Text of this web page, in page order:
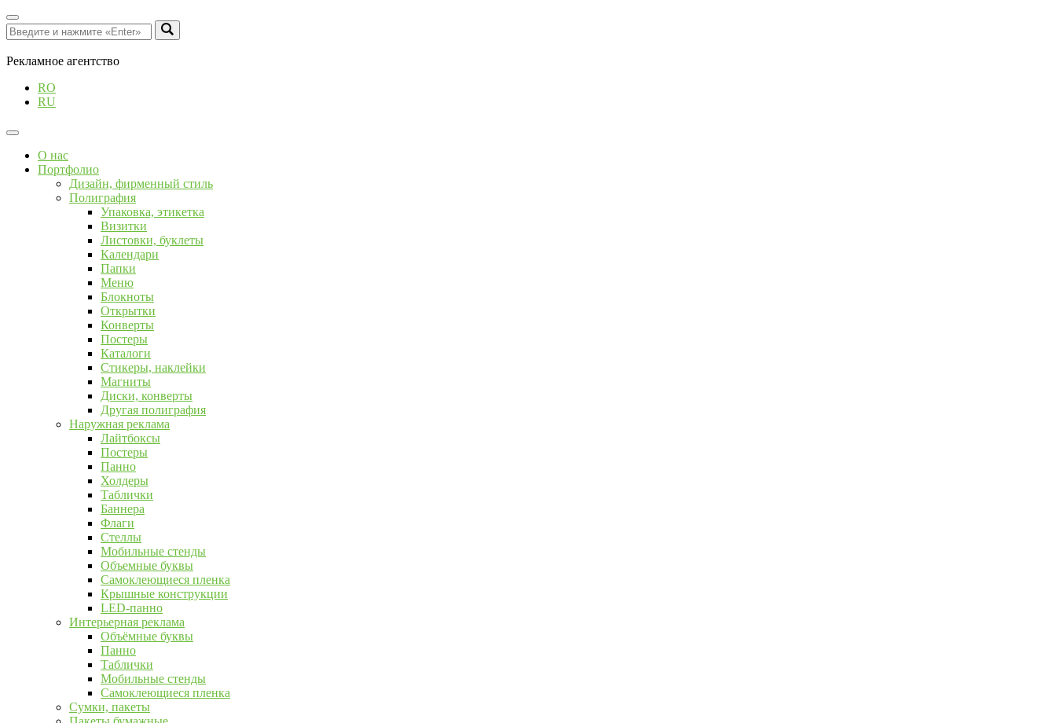
Рекламное агентство
RO
RU
О нас
Портфолио
Дизайн, фирменный стиль
Полиграфия
Упаковка, этикетка
Визитки
Листовки, буклеты
Календари
Папки
Меню
Блокноты
Открытки
Конверты
Постеры
Каталоги
Стикеры, наклейки
Магниты
Диски, конверты
Другая полиграфия
Наружная реклама
Лайтбоксы
Постеры
Панно
Холдеры
Таблички
Баннера
Флаги
Стеллы
Мобильные стенды
Объемные буквы
Самоклеющиеся пленка
Крышные конструкции
LED-панно
Интерьерная реклама
Объёмные буквы
Панно
Таблички
Мобильные стенды
Самоклеющиеся пленка
Сумки, пакеты